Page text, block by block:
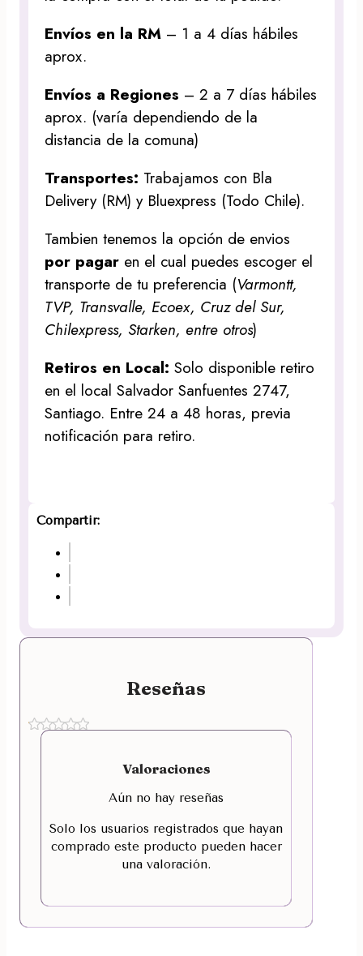
Envíos en la RM – 1 a 4 días hábiles
aprox.
Envíos a Regiones – 2 a 7 días hábiles
aprox. (varía dependiendo de la
distancia de la comuna)
Transportes: Trabajamos con Bla
Delivery (RM) y Bluexpress (Todo Chile).
Tambien tenemos la opción de envios
por pagar en el cual puedes escoger el
transporte de tu preferencia (Varmontt,
TVP, Transvalle, Ecoex, Cruz del Sur,
Chilexpress, Starken, entre otros)
Retiros en Local:Solo disponible retiro
en el local Salvador Sanfuentes 2747,
Santiago. Entre 24 a 48 horas, previa
notificación para retiro.
Compartir:
Reseñas
Valoraciones
Aún no hay reseñas
Solo los usuarios registrados que hayan
comprado este producto pueden hacer
una valoración.